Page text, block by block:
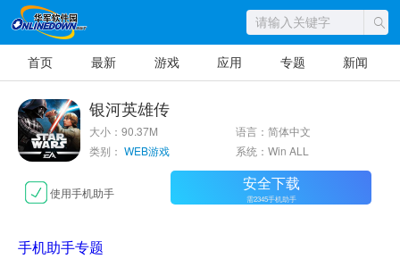
首页 最新 游戏 应用 专题 新闻
银河英雄传
大小：90.37M
语言：简体中文
类别： WEB游戏 系统：Win ALL
使用手机助手 安全下载
需2345手机助手
手机助手专题